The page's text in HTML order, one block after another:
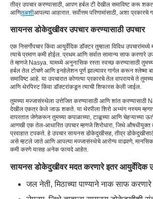
तीव्र उपचार करण्यासाठी, आपण हर्बल टी देखील समाविष्ट करू
आणितुळशीआपल्या आहारात. सर्वोत्तम परिणामांसाठी, अशा प्रकारचे
सायनस डोकेदुखीवर उपचार करण्यासाठी उपचार
एक निसर्गोपचार किंवा आयुर्वेदिक डॉक्टर तुम्हाला विविध
त्याचे प्रमाण कमी होईल. प्रथम आणि सर्वात सामान्य साफ करणारे
ते म्हणजे Nasya. यामध्ये अनुनासिक रस्ता स्वच्छ करण्यासाठी
हर्बल तेल टोचणे आणि इनहेलेशन पूर्ण झाल्यावर गार्गल करून श्लेष्मा
समाविष्ट आहे. या उपचारात कोणत्या प्रकारचे तेल वापरायचे ते
आणि थेरपिस्ट किंवा डॉक्टरांकडून त्याची शिफारस केली जाईल.
तुमच्या मज्जासंस्थेला उत्तेजित करण्यासाठी आणि शांत करण्यासाठी
देखील एकत्र केले जाऊ शकते. या थेरपीला शिरो अभ्यंग नस्यम
वापरतात जेणेकरून तुमच्या कपाळाच्या, टाळूच्या आणि चेहऱ्याच्या
आणखी एक तेल-आधारित उपचार म्हणजे शिरोधारा, जिथे औषधीयुक्त
प्रवाहात टपकते. हे उपचार सायनस डोकेदुखीसह, तीव्र
असे म्हटले जाते आणि आपल्या मज्जासंस्थेचे आरोग्य वाढवणे,
कमी करणे यासह अनेक फायदे आहेत.
सायनस डोकेदुखीवर मदत करणारे इतर आयुर्वेदिक
जल नेती, मिठाच्या पाण्याने नाक साफ